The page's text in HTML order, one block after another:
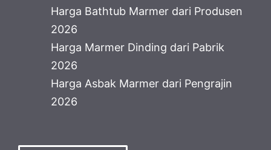
Harga Bathtub Marmer dari Produsen
2026
Harga Marmer Dinding dari Pabrik
2026
Harga Asbak Marmer dari Pengrajin
2026